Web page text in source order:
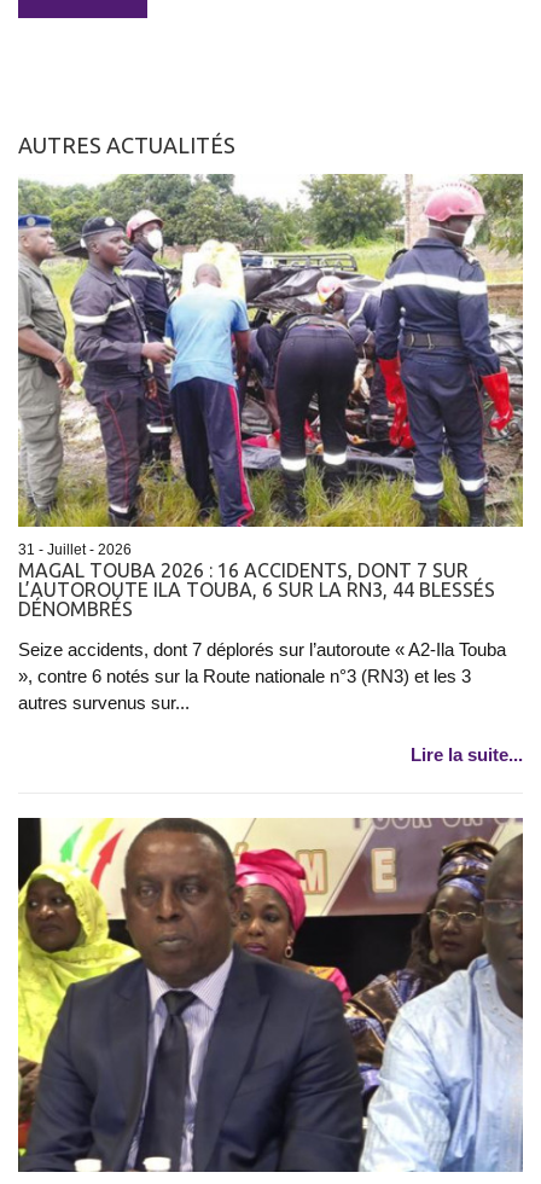
AUTRES ACTUALITÉS
31 - Juillet - 2026
​MAGAL TOUBA 2026 : 16 ACCIDENTS, DONT 7 SUR
L’AUTOROUTE ILA TOUBA, 6 SUR LA RN3, 44 BLESSÉS
DÉNOMBRÉS
Seize accidents, dont 7 déplorés sur l’autoroute « A2-Ila Touba
», contre 6 notés sur la Route nationale n°3 (RN3) et les 3
autres survenus sur...
Lire la suite...